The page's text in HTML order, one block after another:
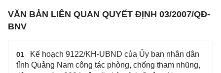
VĂN BẢN LIÊN QUAN QUYẾT ĐỊNH 03/2007/QĐ-
BNV
01
Kế hoạch 9122/KH-UBND của Ủy ban nhân dân
tỉnh Quảng Nam công tác phòng, chống tham nhũng,